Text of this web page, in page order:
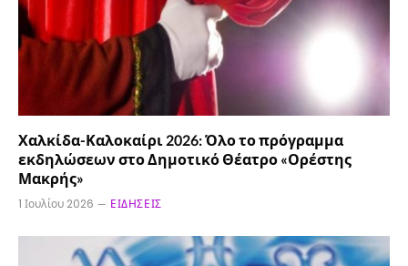
Χαλκίδα-Καλοκαίρι 2026: Όλο το πρόγραμμα
εκδηλώσεων στο Δημοτικό Θέατρο «Ορέστης
Μακρής»
1 Ιουλίου 2026 ΕΙΔΉΣΕΙΣ